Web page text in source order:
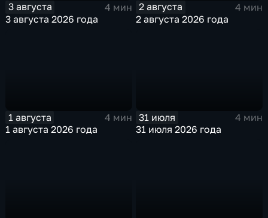
3 августа
4 мин
3 августа 2026 года
2 августа
4 мин
2 августа 2026 года
1 августа
4 мин
1 августа 2026 года
31 июля
4 мин
31 июля 2026 года